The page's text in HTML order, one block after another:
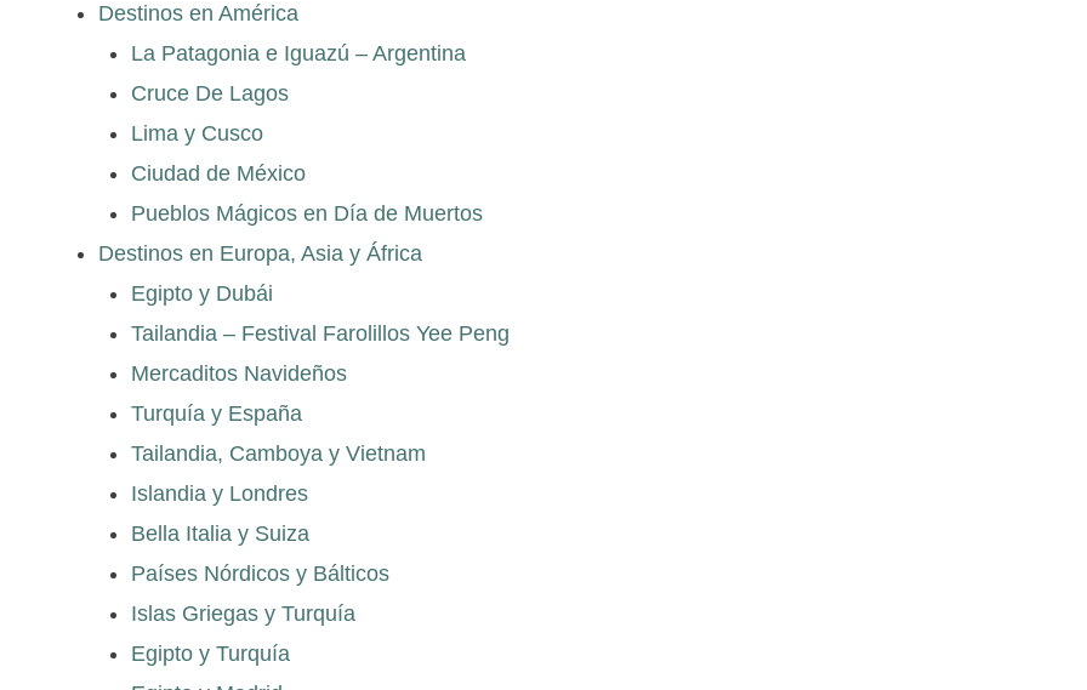
Destinos en América
La Patagonia e Iguazú – Argentina
Cruce De Lagos
Lima y Cusco
Ciudad de México
Pueblos Mágicos en Día de Muertos
Destinos en Europa, Asia y África
Egipto y Dubái
Tailandia – Festival Farolillos Yee Peng
Mercaditos Navideños
Turquía y España
Tailandia, Camboya y Vietnam
Islandia y Londres
Bella Italia y Suiza
Países Nórdicos y Bálticos
Islas Griegas y Turquía
Egipto y Turquía